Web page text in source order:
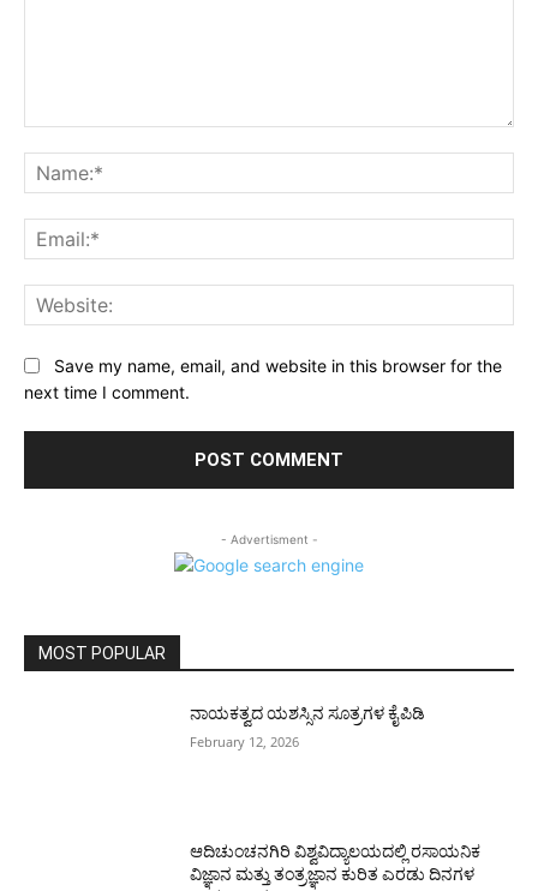
Save my name, email, and website in this browser for the
next time I comment.
- Advertisment -
MOST POPULAR
ನಾಯಕತ್ವದ ಯಶಸ್ಸಿನ ಸೂತ್ರಗಳ ಕೈಪಿಡಿ
February 12, 2026
ಆದಿಚುಂಚನಗಿರಿ ವಿಶ್ವವಿದ್ಯಾಲಯದಲ್ಲಿ ರಸಾಯನಿಕ
ವಿಜ್ಞಾನ ಮತ್ತು ತಂತ್ರಜ್ಞಾನ ಕುರಿತ ಎರಡು ದಿನಗಳ